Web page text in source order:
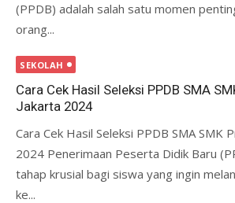
(PPDB) adalah salah satu momen
orang...
SEKOLAH
Cara Cek Hasil Seleksi PPDB SMA
Jakarta 2024
Cara Cek Hasil Seleksi PPDB SMA SMK
2024 Penerimaan Peserta Didik Baru
tahap krusial bagi siswa yang ingin
ke...